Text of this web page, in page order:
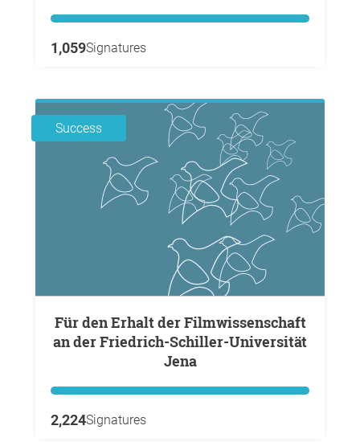
1,059Signatures
Success
Für den Erhalt der Filmwissenschaft
an der Friedrich-Schiller-Universität
Jena
2,224Signatures